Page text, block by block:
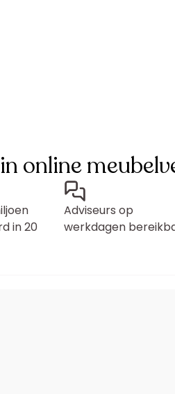
online
in 20
Adviseurs op
werkdagen